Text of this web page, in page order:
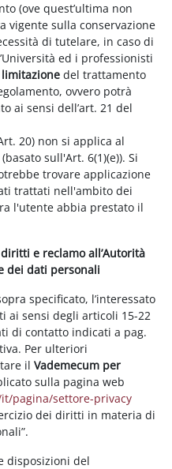
(ove quest’ultima non
vigente sulla conservazione
di tutelare, in caso di
ed i professionisti
limitazione del trattamento
ovvero potrà
ai sensi dell’art. 21 del
20) non si applica al
sull'Art. 6(1)(e)). Si
trovare applicazione
trattati nell'ambito dei
l'utente abbia prestato il
e reclamo all’Autorità
dei dati personali
specificato, l’interessato
ai sensi degli articoli 15-22
di contatto indicati a pag.
Per ulteriori
ilVademecum per
sulla pagina web
pagina/settore-privacy
dei diritti in materia di
disposizioni del